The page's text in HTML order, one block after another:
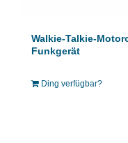
Walkie-Talkie-
Funkgerät
Ding verfügbar?